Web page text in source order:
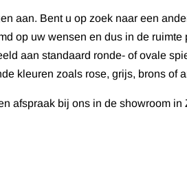
aan. Bent u op zoek naar een
op uw wensen en dus in de
aan standaard ronde- of ovale
kleuren zoals rose, grijs, brons of
afspraak bij ons in de showroom